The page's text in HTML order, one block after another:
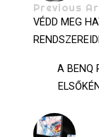
Previous
VÉDD MEG
A BENQ